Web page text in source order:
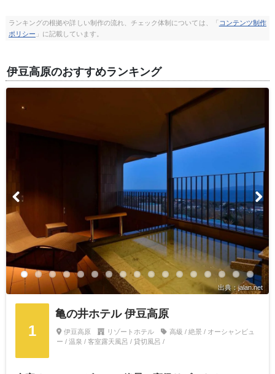
ランキングの根拠や詳しい制作の流れ、チェック体制については、「 コンテンツ制作
ポリシー 」に記載しています。
伊豆高原のおすすめランキング
出典：jalan.net
1
亀の井ホテル 伊豆高原
伊豆高原 リゾートホテル
高級 / 絶景 / オーシャンビュ
ー / 温泉 / 客室露天風呂 / 貸切風呂 /